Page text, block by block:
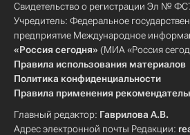
Свидетельство о регистрации Эл №
Учредитель: Федеральное
предприятие Международное
«Россия сегодня» (МИА «Россия
Правила использования материалов
Политика конфиденциальности
Правила применения
Главный редактор: Гаврилова А.В.
Адрес электронной почты Редакции: